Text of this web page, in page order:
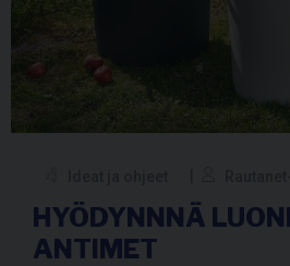
HYÖDYNNNÄ
ANTIMET